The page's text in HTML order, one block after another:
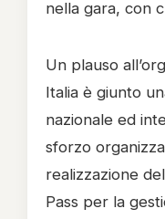
nella gara, con
Un plauso
Italia è giunto
nazionale ed
sforzo
realizzazione
Pass per la